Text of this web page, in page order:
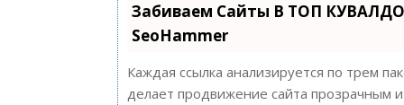
Забиваем Сайты В ТОП
SeoHammer
Каждая ссылка анализируется по трем
делает продвижение сайта прозрачным